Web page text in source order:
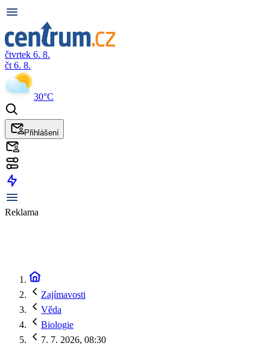
čtvrtek 6. 8.
čt 6. 8.
30°C
Přihlášení
Reklama
Zajímavosti
Věda
Biologie
7. 7. 2026, 08:30